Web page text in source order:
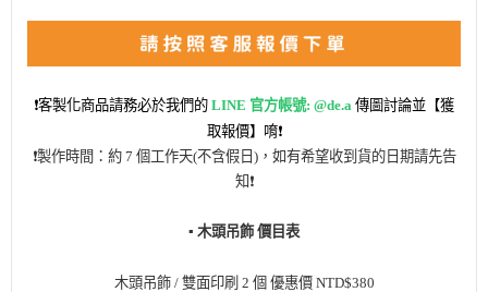
❗客製化商品請務必於我們的 LINE 官方帳號: @de.a 傳圖討論並【獲
取報價】唷❗
❗製作時間：約 7 個工作天(不含假日)，如有希望收到貨的日期請先告
知 ❗
▪️ 木頭吊飾 價目表
木頭吊飾 / 雙面印刷 2 個 優惠價 NTD$380